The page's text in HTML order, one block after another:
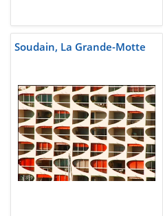
Soudain, La Grande-Motte